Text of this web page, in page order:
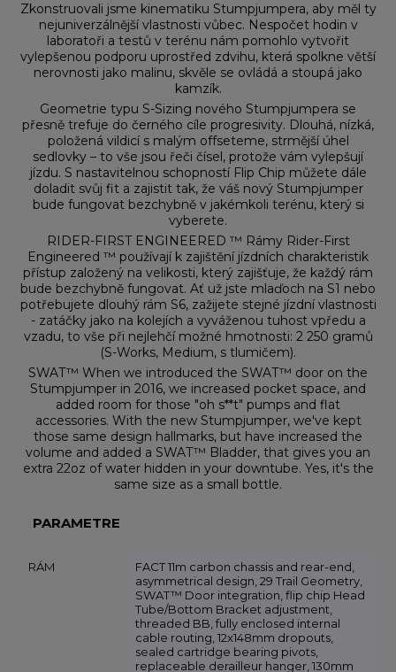
Zkonstruovali jsme kinematiku Stumpjumpera, aby měl ty
nejuniverzálnější vlastnosti vůbec. Nespočet hodin v
laboratoři a testů v terénu nám pomohlo vytvořit
vylepšenou podporu uprostřed zdvihu, která spolkne větší
nerovnosti jako malinu, skvěle se ovládá a stoupá jako
kamzík.
Geometrie typu S-Sizing nového Stumpjumpera se
přesně trefuje do černého cíle progresivity. Dlouhá, nízká,
položená vildicí s malým offseteme, strmější úhel
sedlovky – to vše jsou řeči čísel, protože vám vylepšují
jízdu. S nastavitelnou schopností Flip Chip můžete dále
doladit svůj fit a zajistit tak, že váš nový Stumpjumper
bude fungovat bezchybně v jakémkoli terénu, který si
vyberete.
RIDER-FIRST ENGINEERED ™ Rámy Rider-First
Engineered ™ používají k zajištění jízdních charakteristik
přístup založený na velikosti, který zajišťuje, že každý rám
bude bezchybně fungovat. Ať už jste mlaďoch na S1 nebo
potřebujete dlouhý rám S6, zažijete stejné jízdní vlastnosti
- zatáčky jako na kolejích a vyváženou tuhost vpředu a
vzadu, to vše při nejlehčí možné hmotnosti: 2 250 gramů
(S-Works, Medium, s tlumičem).
SWAT™ When we introduced the SWAT™ door on the
Stumpjumper in 2016, we increased pocket space, and
added room for those "oh s**t" pumps and flat
accessories. With the new Stumpjumper, we've kept
those same design hallmarks, but have increased the
volume and added a SWAT™ Bladder, that gives you an
extra 22oz of water hidden in your downtube. Yes, it's the
same size as a small bottle.
PARAMETRE
RÁM
FACT 11m carbon chassis and rear-end,
asymmetrical design, 29 Trail Geometry,
SWAT™ Door integration, flip chip Head
Tube/Bottom Bracket adjustment,
threaded BB, fully enclosed internal
cable routing, 12x148mm dropouts,
sealed cartridge bearing pivots,
replaceable derailleur hanger, 130mm